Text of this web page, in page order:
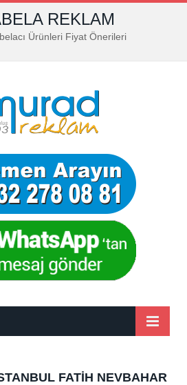
REKLAM
Ürünleri Fiyat Önerileri
FATIH NEVBAHAR